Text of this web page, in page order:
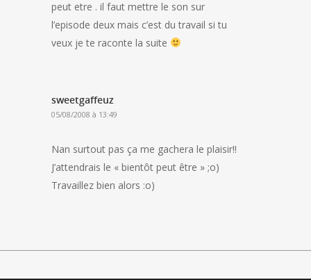
peut etre . il faut mettre le son sur
l’episode deux mais c’est du travail si tu
veux je te raconte la suite
sweetgaffeuz
05/08/2008 à 13:49
Nan surtout pas ça me gachera le plaisir!!
J’attendrais le « bientôt peut être » ;o)
Travaillez bien alors :o)